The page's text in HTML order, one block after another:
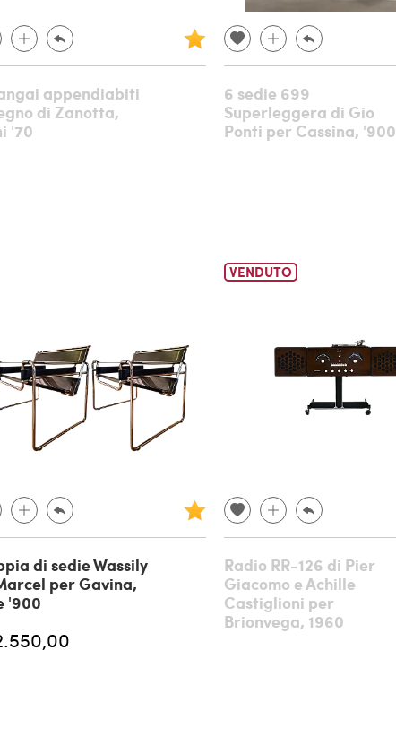
appendiabiti
di Zanotta,
'70
6 sedie 699
Superleggera di Gio
Ponti per Cassina, '900
di sedie Wassily
per Gavina,
'900
VENDUTO
Radio RR-126 di Pier
Giacomo e Achille
Castiglioni per
Brionvega, 1960